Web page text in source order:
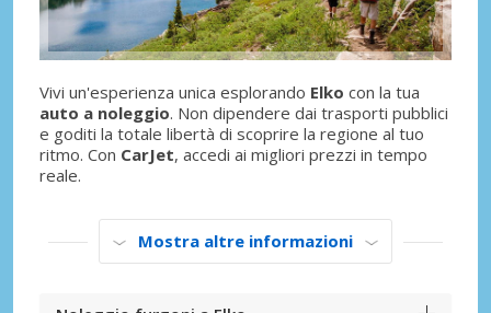
Vivi un'esperienza unica esplorando Elko con la tua
auto a noleggio. Non dipendere dai trasporti pubblici
e goditi la totale libertà di scoprire la regione al tuo
ritmo. Con CarJet, accedi ai migliori prezzi in tempo
reale.
Mostra altre informazioni